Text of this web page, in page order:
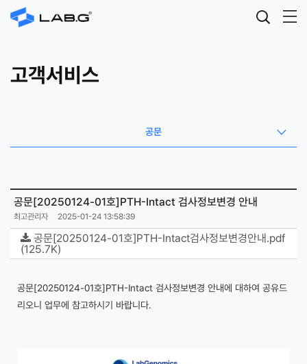
고객서비스
공문
공문[20250124-01호]PTH-Intact 검사정보변경 안내
최고관리자 2025-01-24 13:58:39
공문[20250124-01호]PTH-Intact검사정보변경안내.pdf
(125.7K)
공문[20250124-01호]PTH-Intact 검사정보변경 안내에 대하여 공유드
리오니 업무에 참고하시기 바랍니다.